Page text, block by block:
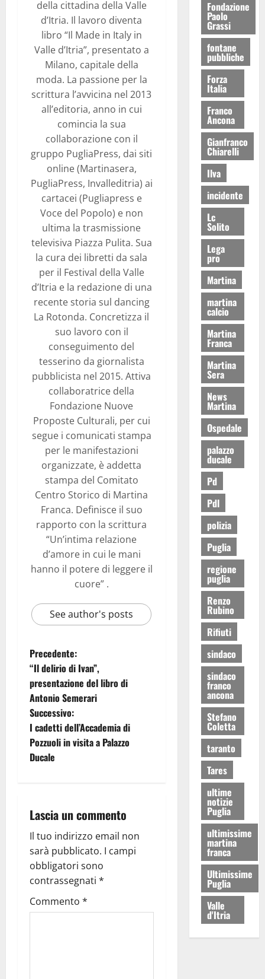
della cittadina della Valle
d’Itria. Il lavoro diventa
libro “Il Made in Italy in
Valle d’Itria”, presentato a
Milano, capitale della
moda. La passione per la
scrittura l’avvicina nel 2013
all’editoria, anno in cui
comincia la sua
collaborazione con il
gruppo PugliaPress, dai siti
online (Martinasera,
PugliaPress, Invalleditria) ai
cartacei (Pugliapress e
Voce del Popolo) e non
ultima la trasmissione
televisiva Piazza Pulita. Sua
la cura dei libretti da sala
per il Festival della Valle
d’Itria e la redazione di una
recente storia sul dancing
La Rotonda. Concretizza il
suo lavoro con il
conseguimento del
tesserino da giornalista
pubblicista nel 2015. Attiva
collaboratrice della
Fondazione Nuove
Proposte Culturali, per cui
segue i comunicati stampa
per le manifestazioni
organizzate, è addetta
stampa del Comitato
Centro Storico di Martina
Franca. Definisce il suo
rapporto con la scrittura
“Un’intima relazione
d’amore in cui le mani
hanno il potere di leggere il
cuore” .
See author's posts
Precedente:
“Il delirio di Ivan”,
presentazione del libro di
Antonio Semerari
Successivo:
I cadetti dell’Accademia di
Pozzuoli in visita a Palazzo
Ducale
Lascia un commento
Il tuo indirizzo email non
sarà pubblicato. I campi
obbligatori sono
contrassegnati *
Commento *
Fondazione
Paolo
Grassi
fontane
pubbliche
Forza
Italia
Franco
Ancona
Gianfranco
Chiarelli
Ilva
incidente
Lc
Solito
Lega
pro
Martina
martina
calcio
Martina
Franca
Martina
Sera
News
Martina
Ospedale
palazzo
ducale
Pd
Pdl
polizia
Puglia
regione
puglia
Renzo
Rubino
Rifiuti
sindaco
sindaco
franco
ancona
Stefano
Coletta
taranto
Tares
ultime
notizie
Puglia
ultimissime
martina
franca
Ultimissime
Puglia
Valle
d'Itria